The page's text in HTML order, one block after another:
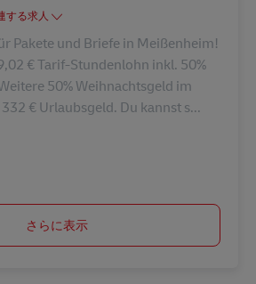
する求人
Pakete und Briefe in Meißenheim!
€ Tarif-Stundenlohn inkl. 50%
50% Weihnachtsgeld im
€ Urlaubsgeld. Du kannst s...
さらに表示